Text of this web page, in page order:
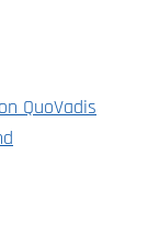
QuoVadis